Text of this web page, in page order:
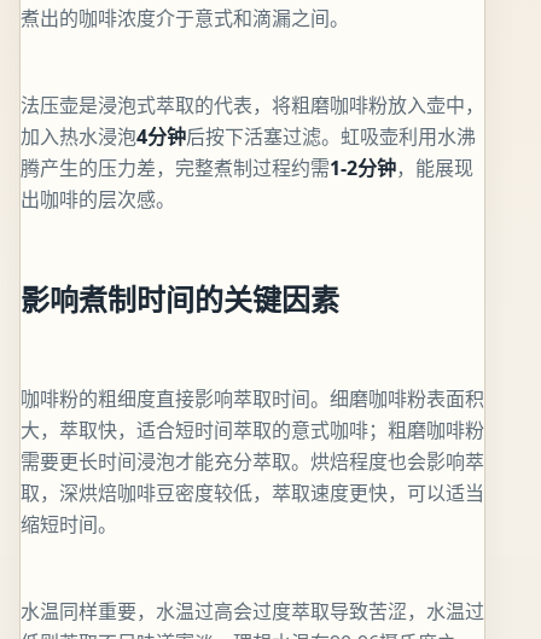
煮出的咖啡浓度介于意式和滴漏之间。
法压壶是浸泡式萃取的代表，将粗磨咖啡粉放入壶中，
加入热水浸泡4分钟后按下活塞过滤。虹吸壶利用水沸
腾产生的压力差，完整煮制过程约需1-2分钟，能展现
出咖啡的层次感。
影响煮制时间的关键因素
咖啡粉的粗细度直接影响萃取时间。细磨咖啡粉表面积
大，萃取快，适合短时间萃取的意式咖啡；粗磨咖啡粉
需要更长时间浸泡才能充分萃取。烘焙程度也会影响萃
取，深烘焙咖啡豆密度较低，萃取速度更快，可以适当
缩短时间。
水温同样重要，水温过高会过度萃取导致苦涩，水温过